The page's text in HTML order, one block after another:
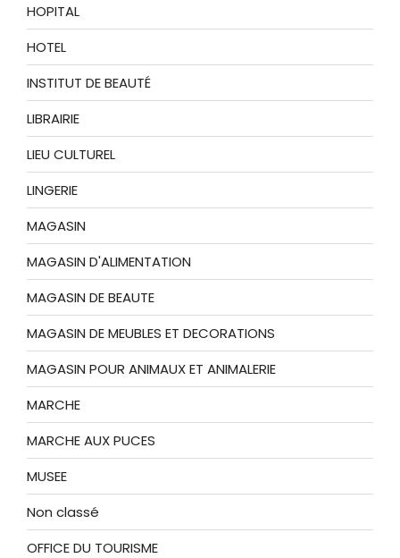
HOPITAL
HOTEL
INSTITUT DE BEAUTÉ
LIBRAIRIE
LIEU CULTUREL
LINGERIE
MAGASIN
MAGASIN D'ALIMENTATION
MAGASIN DE BEAUTE
MAGASIN DE MEUBLES ET DECORATIONS
MAGASIN POUR ANIMAUX ET ANIMALERIE
MARCHE
MARCHE AUX PUCES
MUSEE
Non classé
OFFICE DU TOURISME